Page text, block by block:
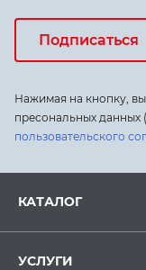
Подписаться
Нажимая на кнопку,
пресональных данных
пользовательского
КАТАЛОГ
УСЛУГИ